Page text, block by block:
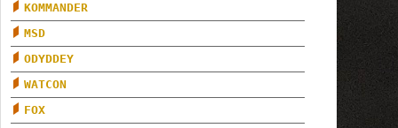
KOMMANDER
MSD
ODYDDEY
WATCON
FOX